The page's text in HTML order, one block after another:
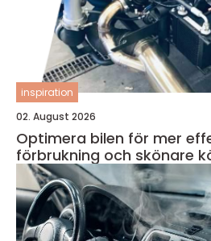
inspiration
02. August 2026
Optimera bilen för mer
förbrukning och skönare